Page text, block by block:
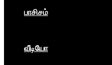
பாசிசம்
வீடியோ